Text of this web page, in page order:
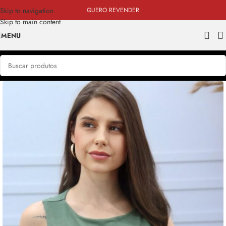
Skip to navigation
Skip to main content
QUERO REVENDER
MENU